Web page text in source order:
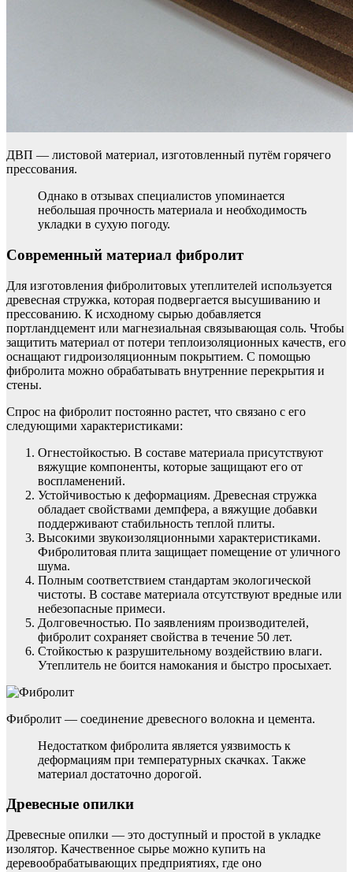
ДВП — листовой материал, изготовленный путём горячего
прессования.
Однако в отзывах специалистов упоминается
небольшая прочность материала и необходимость
укладки в сухую погоду.
Современный материал фибролит
Для изготовления фибролитовых утеплителей используется
древесная стружка, которая подвергается высушиванию и
прессованию. К исходному сырью добавляется
портландцемент или магнезиальная связывающая соль. Чтобы
защитить материал от потери теплоизоляционных качеств, его
оснащают гидроизоляционным покрытием. С помощью
фибролита можно обрабатывать внутренние перекрытия и
стены.
Спрос на фибролит постоянно растет, что связано с его
следующими характеристиками:
Огнестойкостью. В составе материала присутствуют
вяжущие компоненты, которые защищают его от
воспламенений.
Устойчивостью к деформациям. Древесная стружка
обладает свойствами демпфера, а вяжущие добавки
поддерживают стабильность теплой плиты.
Высокими звукоизоляционными характеристиками.
Фибролитовая плита защищает помещение от уличного
шума.
Полным соответствием стандартам экологической
чистоты. В составе материала отсутствуют вредные или
небезопасные примеси.
Долговечностью. По заявлениям производителей,
фибролит сохраняет свойства в течение 50 лет.
Стойкостью к разрушительному воздействию влаги.
Утеплитель не боится намокания и быстро просыхает.
Фибролит — соединение древесного волокна и цемента.
Недостатком фибролита является уязвимость к
деформациям при температурных скачках. Также
материал достаточно дорогой.
Древесные опилки
Древесные опилки — это доступный и простой в укладке
изолятор. Качественное сырье можно купить на
деревообрабатывающих предприятиях, где оно